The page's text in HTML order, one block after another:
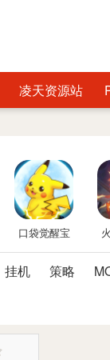
凌天资源站
口袋觉醒宝
可梦手游免
费后台
挂机 策略